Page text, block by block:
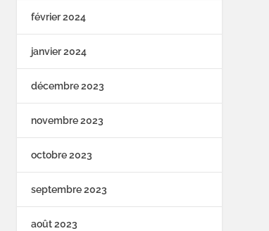
février 2024
janvier 2024
décembre 2023
novembre 2023
octobre 2023
septembre 2023
août 2023